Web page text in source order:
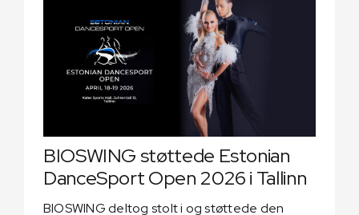
BIOSWING støttede Estonian
DanceSport Open 2026 i Tallinn
BIOSWING deltog stolt i og støttede den